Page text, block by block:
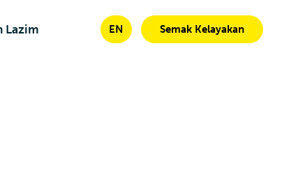
Lazim EN Semak Kelayakan